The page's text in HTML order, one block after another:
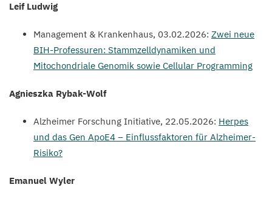
Leif Ludwig
Management & Krankenhaus, 03.02.2026: Zwei neue
BIH-Professuren: Stammzelldynamiken und
Mitochondriale Genomik sowie Cellular Programming
Agnieszka Rybak-Wolf
Alzheimer Forschung Initiative, 22.05.2026: Herpes
und das Gen ApoE4 – Einflussfaktoren für Alzheimer-
Risiko?
Emanuel Wyler